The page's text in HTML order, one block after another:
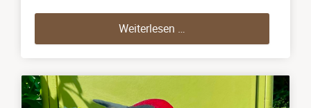
Weiterlesen …